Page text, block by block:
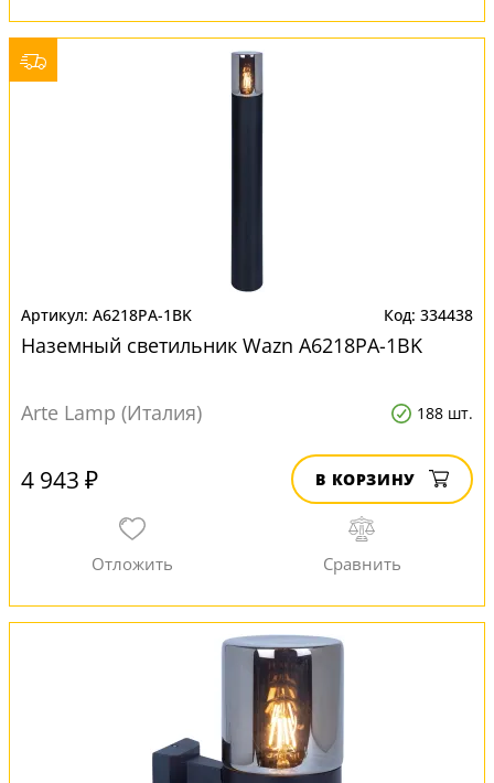
A6218PA-1BK 334438
Наземный светильник Wazn A6218PA-1BK
Arte Lamp (Италия) 188 шт.
4 943 ₽ В КОРЗИНУ